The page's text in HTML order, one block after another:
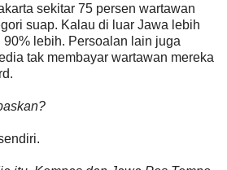
sekitar 75 persen wartawan
suap. Kalau di luar Jawa lebih
lebih. Persoalan lain juga
tak membayar wartawan mereka